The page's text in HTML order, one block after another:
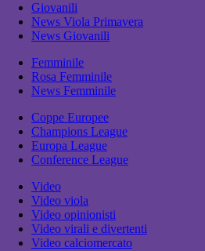
Giovanili
News Viola Primavera
News Giovanili
Femminile
Rosa Femminile
News Femminile
Coppe Europee
Champions League
Europa League
Conference League
Video
Video viola
Video opinionisti
Video virali e divertenti
Video calciomercato